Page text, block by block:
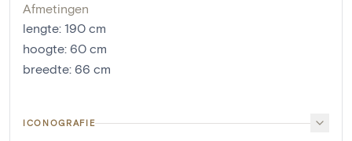
Afmetingen
lengte: 190 cm
hoogte: 60 cm
breedte: 66 cm
ICONOGRAFIE